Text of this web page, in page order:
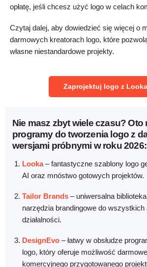
opłatę, jeśli chcesz użyć logo w celach
Czytaj dalej, aby dowiedzieć się więcej o
darmowych kreatorach logo, które
własne niestandardowe projekty.
Zaprojektuj logo z
Nie masz zbyt wiele czasu? Oto
programy do tworzenia logo z
wersjami próbnymi w roku 2026:
Looka –fantastyczne szablony logo
AI oraz mnóstwo gotowych projektów.
Tailor Brands – uniwersalna
narzędzia brandingowe do wszystkich
działalności.
DesignEvo –łatwy w obsłudze
logo, który oferuje możliwość
komercyjnego przygotowanego